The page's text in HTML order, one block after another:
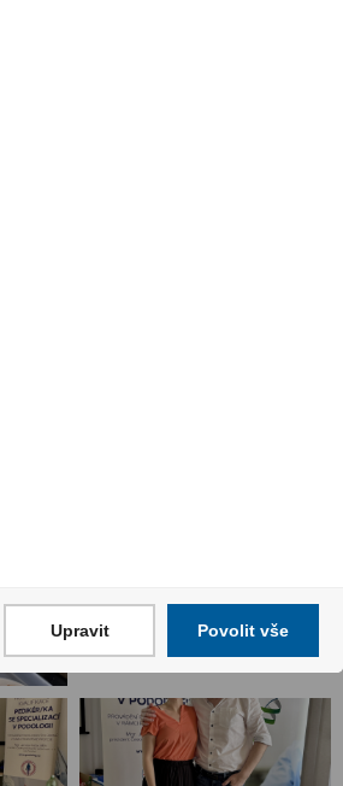
Upravit Povolit vše